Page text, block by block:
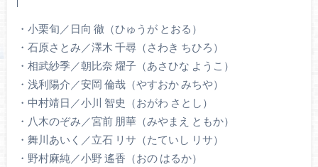
・小栗旬／日向 徹（ひゅうが とおる）
・石原さとみ／澤木 千尋（さわき ちひろ）
・相武紗季／朝比奈 燿子（あさひな ようこ）
・浅利陽介／安岡 倫哉（やすおか みちや）
・中村靖日／小川 智史（おがわ さとし）
・八木のぞみ／宮前 朋華（みやまえ ともか）
・舞川あいく／立石 リサ（たていし リサ）
・野村麻純／小野 遙香（おの はるか）